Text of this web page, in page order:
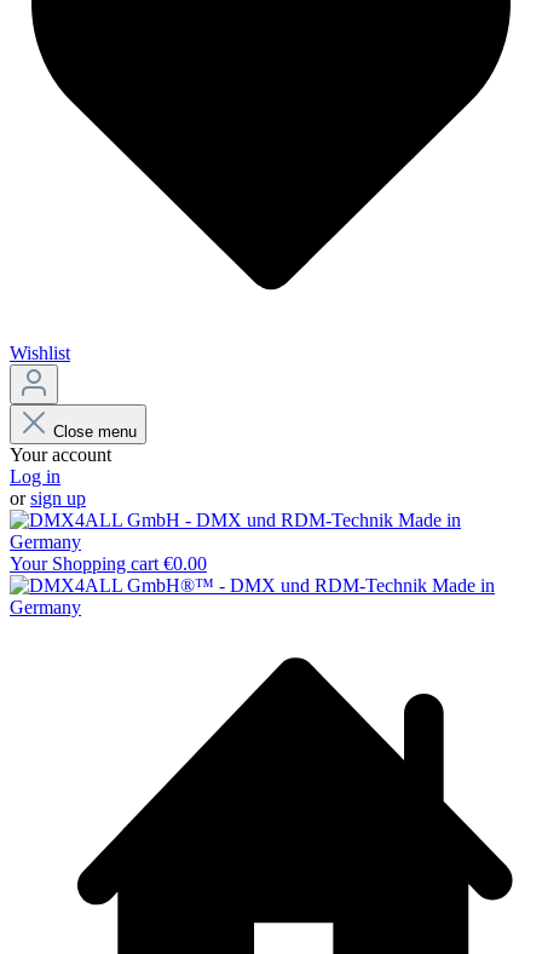
Wishlist
Close menu
Your account
Log in
orsign up
Your Shopping cart €0.00